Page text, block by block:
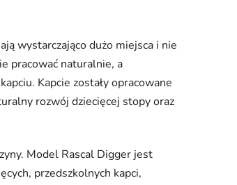
wystarczająco dużo miejsca i nie
pracować naturalnie, a
Kapcie zostały opracowane
rozwój dziecięcej stopy oraz
Model Rascal Digger jest
przedszkolnych kapci,